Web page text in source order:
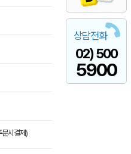
상담전화
02) 500
5900
문시결제)